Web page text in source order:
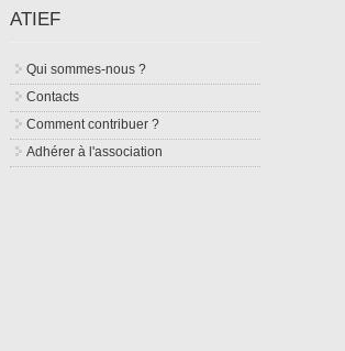
ATIEF
Qui sommes-nous ?
Contacts
Comment contribuer ?
Adhérer à l'association